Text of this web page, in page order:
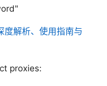
度解析、使用指南与
proxies: